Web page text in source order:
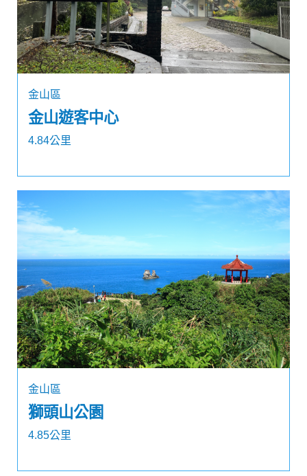
金山區
金山遊客中心
4.84公里
金山區
獅頭山公園
4.85公里